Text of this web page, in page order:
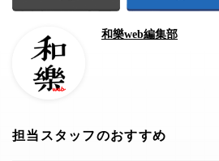
和樂web編集部
担当スタッフのおすすめ